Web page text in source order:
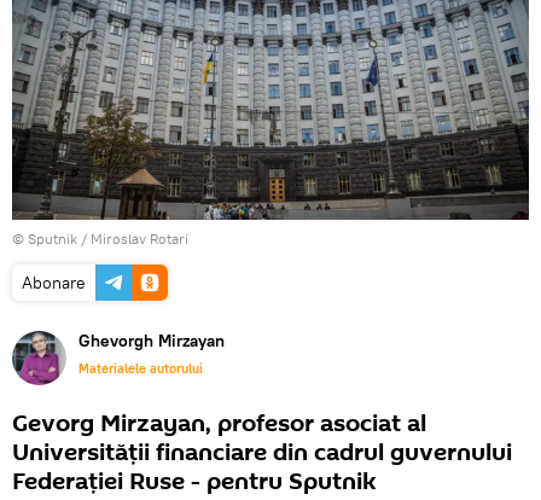
© Sputnik / Miroslav Rotari
Abonare
Ghevorgh Mirzayan
Materialele autorului
Gevorg Mirzayan, profesor asociat al
Universității financiare din cadrul guvernului
Federației Ruse - pentru Sputnik